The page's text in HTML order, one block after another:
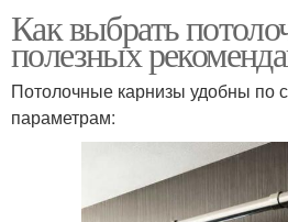
Как выбрать
полезных
Потолочные карнизы удобны по
параметрам: